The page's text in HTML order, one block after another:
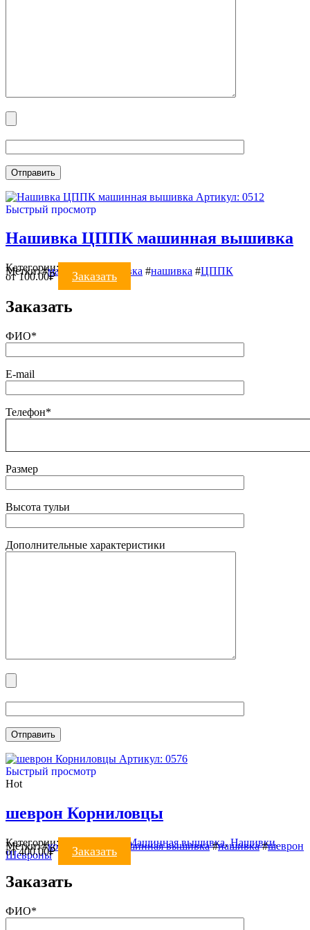
Артикул: 0512
Быстрый просмотр
Нашивка ЦППК машинная вышивка
Категории:
Метки:#машинная вышивка #нашивка #ЦППК
от100.00₽ Заказать
Заказать
ФИО*
E-mail
Телефон*
Размер
Высота тульи
Дополнительные характеристики
Артикул: 0576
Быстрый просмотр
Hot
шеврон Корниловцы
Категории: Машинная вышивка,Нашивки,
Шевроны
Метки:#корниловцы машинная вышивка#нашивка#шеврон
от400.00₽ Заказать
Заказать
ФИО*